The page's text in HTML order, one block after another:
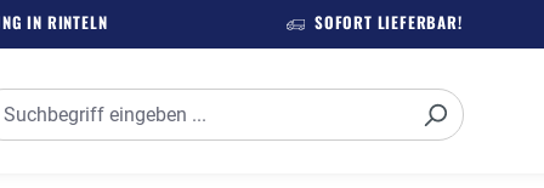
IN RINTELN SOFORT LIEFERBAR!